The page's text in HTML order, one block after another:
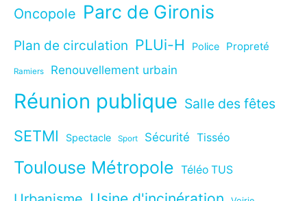
Oncopole Parc de Gironis
Plan de circulation PLUi-H Police Propreté
Ramiers Renouvellement urbain
Réunion publique Salle des fêtes
SETMI Spectacle Sport Sécurité Tisséo
Toulouse Métropole Téléo TUS